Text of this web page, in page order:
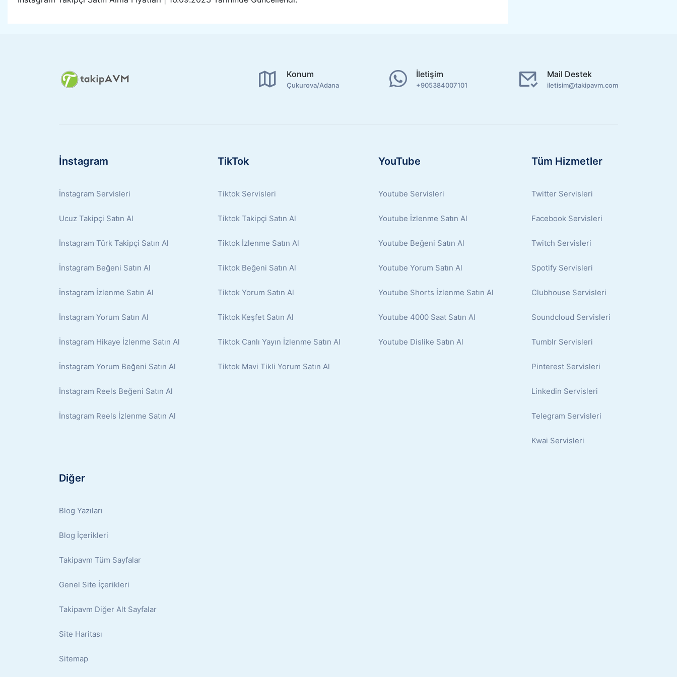
Konum
Çukurova/Adana
İletişim
+905384007101
Mail Destek
iletisim@takipavm.com
İnstagram
İnstagram Servisleri
Ucuz Takipçi Satın Al
İnstagram Türk Takipçi Satın Al
İnstagram Beğeni Satın Al
İnstagram İzlenme Satın Al
İnstagram Yorum Satın Al
İnstagram Hikaye İzlenme Satın Al
İnstagram Yorum Beğeni Satın Al
İnstagram Reels Beğeni Satın Al
İnstagram Reels İzlenme Satın Al
TikTok
Tiktok Servisleri
Tiktok Takipçi Satın Al
Tiktok İzlenme Satın Al
Tiktok Beğeni Satın Al
Tiktok Yorum Satın Al
Tiktok Keşfet Satın Al
Tiktok Canlı Yayın İzlenme Satın Al
Tiktok Mavi Tikli Yorum Satın Al
YouTube
Youtube Servisleri
Youtube İzlenme Satın Al
Youtube Beğeni Satın Al
Youtube Yorum Satın Al
Youtube Shorts İzlenme Satın Al
Youtube 4000 Saat Satın Al
Youtube Dislike Satın Al
Tüm Hizmetler
Twitter Servisleri
Facebook Servisleri
Twitch Servisleri
Spotify Servisleri
Clubhouse Servisleri
Soundcloud Servisleri
Tumblr Servisleri
Pinterest Servisleri
Linkedin Servisleri
Telegram Servisleri
Kwai Servisleri
Diğer
Blog Yazıları
Blog İçerikleri
Takipavm Tüm Sayfalar
Genel Site İçerikleri
Takipavm Diğer Alt Sayfalar
Site Haritası
Sitemap